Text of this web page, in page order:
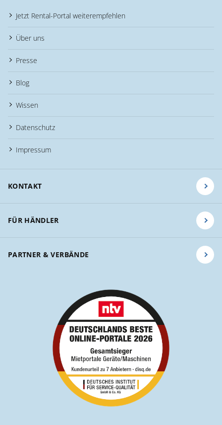
Jetzt Rental-Portal weiterempfehlen
Über uns
Presse
Blog
Wissen
Datenschutz
Impressum
KONTAKT
FÜR HÄNDLER
PARTNER & VERBÄNDE